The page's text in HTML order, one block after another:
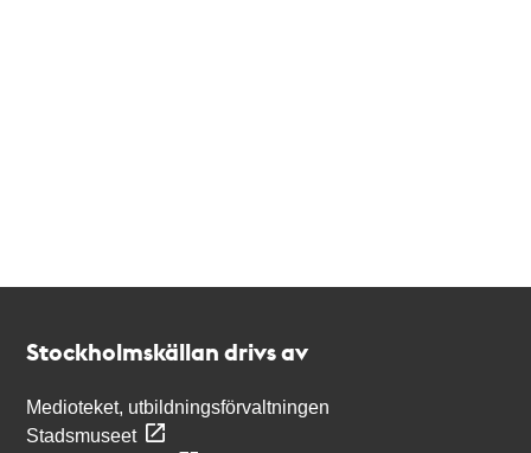
Stockholmskällan drivs av
Medioteket, utbildningsförvaltningen
Stadsmuseet